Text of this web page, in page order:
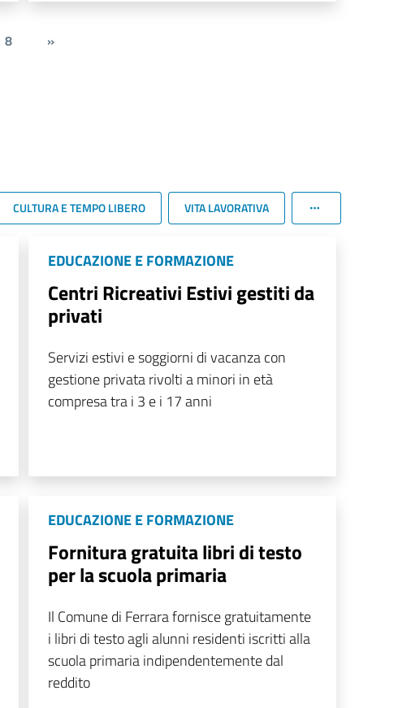
8 »
CULTURA E TEMPO LIBERO VITA LAVORATIVA
EDUCAZIONE E FORMAZIONE
Centri Ricreativi Estivi gestiti da
privati
Servizi estivi e soggiorni di vacanza con
gestione privata rivolti a minori in età
compresa tra i 3 e i 17 anni
EDUCAZIONE E FORMAZIONE
Fornitura gratuita libri di testo
per la scuola primaria
Il Comune di Ferrara fornisce gratuitamente
i libri di testo agli alunni residenti iscritti alla
scuola primaria indipendentemente dal
reddito